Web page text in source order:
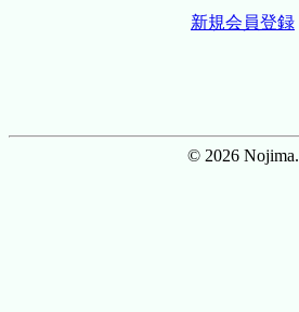
新規会員登録
© 2026 Nojima.